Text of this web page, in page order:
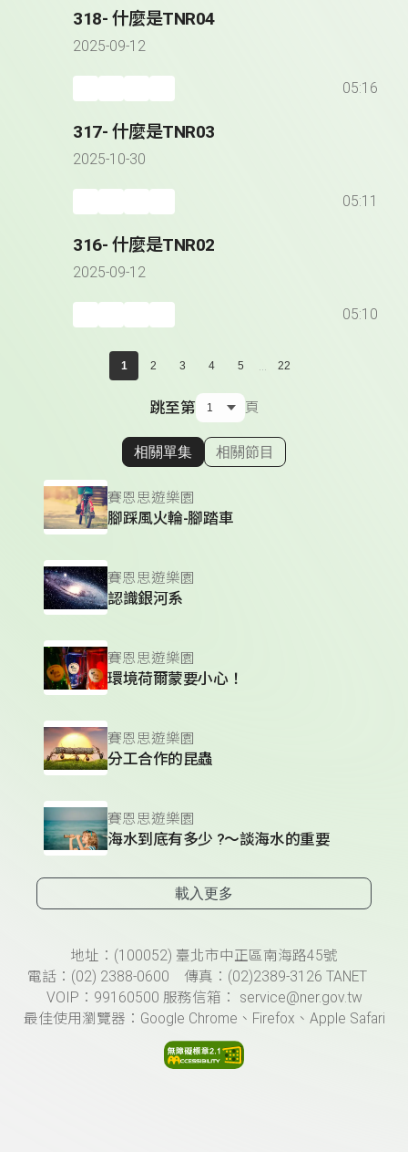
318- 什麼是TNR04
2025-09-12
05:16
317- 什麼是TNR03
2025-10-30
05:11
316- 什麼是TNR02
2025-09-12
05:10
1 2 3 4 5 ... 22
跳至第 頁
顯示相關單集
相關單集 相關節目
賽恩思遊樂園
腳踩風火輪-腳踏車
賽恩思遊樂園
認識銀河系
賽恩思遊樂園
環境荷爾蒙要小心！
賽恩思遊樂園
分工合作的昆蟲
賽恩思遊樂園
海水到底有多少 ?～談海水的重要
載入更多
頁尾資訊地址：(100052) 臺北市中正區南海路45號
電話：(02) 2388-0600 傳真：(02)2389-3126 TANET
VOIP：99160500 服務信箱： service@ner.gov.tw
最佳使用瀏覽器：Google Chrome、Firefox、Apple Safari